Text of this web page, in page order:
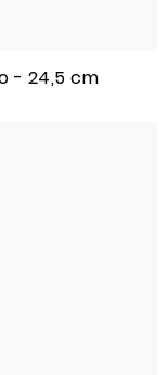
- 24,5 cm